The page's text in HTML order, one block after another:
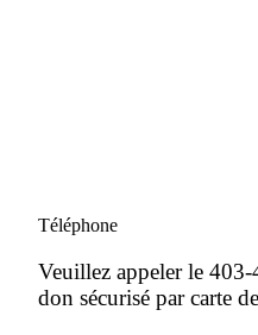
Téléphone
Veuillez appeler le
don sécurisé par carte